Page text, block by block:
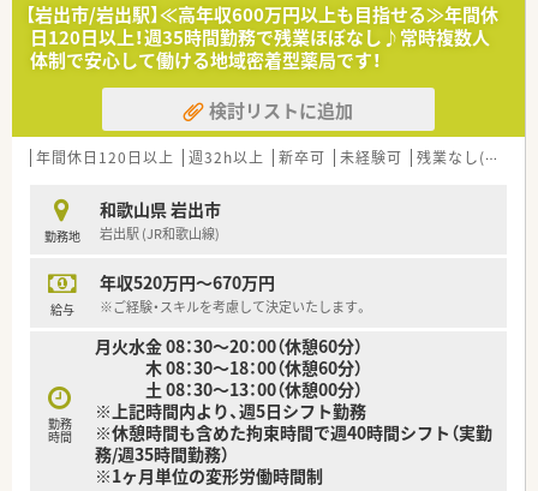
<企業の特徴>
■直近15年で売上高4倍、経常利益も3倍以上と右肩上がりの成
長を続けており、経営面でも安定しています。
■調剤併設のドラッグストア、病院門前やクリニックモール併
設、駅前型や郊外型店舗など様々な店舗のスタイルが安定・成長・
高収益に繋がっています。
■かかりつけ薬剤師・薬局の機能に加えて、OTC薬や健康食品、介
て厚生労働省が定める「健康サポート薬局」についても、認定の
取得に取り組んでいます。
■薬剤師一人あたり1日の処方せん枚数を20～30枚に抑えるこ
■薬剤師とそれ以外の職種で業務を割り振り、薬剤師の負荷を軽
減！
を十分に発揮することができます。
■未経験者には新卒同様のフルパッケージ（座学・OTC含めて最
長2年）の教育体制があります！
■ドラッグストアで働きたい方、調剤薬局で働きたい方それぞれ
別で採用しています。
■正社員・パート社員・準社員・契約社員・アルバイトなど、ご希望
の働き方に準じた就業形態があります。
【岩出市/岩出駅】≪高年収600万円以上も目指せる≫年間休
日120日以上！週35時間勤務で残業ほぼなし♪常時複数人
体制で安心して働ける地域密着型薬局です！
検討リストに追加
年間休日120日以上 週32h以上 新卒可 未経験可 残業なし(ほぼなし含む)
勤務地
和歌山県 岩出市
岩出駅 (JR和歌山線)
給与
年収520万円～670万円
※ご経験・スキルを考慮して決定いたします。
勤務
時間
月火水金 08：30～20：00（休憩60分）
木 08：30～18：00（休憩60分）
土 08：30～13：00（休憩00分）
※上記時間内より、週5日シフト勤務
※休憩時間も含めた拘束時間で週40時間シフト（実勤
務/週35時間勤務）
※1ヶ月単位の変形労働時間制